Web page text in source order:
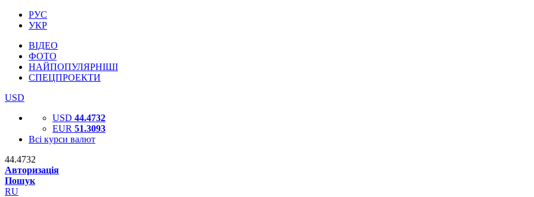
РУС
УКР
ВІДЕО
ФОТО
НАЙПОПУЛЯРНІШІ
СПЕЦПРОЕКТИ
USD
USD 44.4732
EUR 51.3093
Всі курси валют
44.4732
Авторизація
Пошук
RU